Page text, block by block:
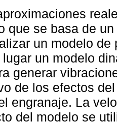
que se basa de
un modelo
lugar un modelo
generar
de los efectos
engranaje. La
del modelo se